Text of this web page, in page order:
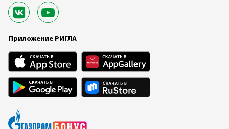
Приложение РИГЛА